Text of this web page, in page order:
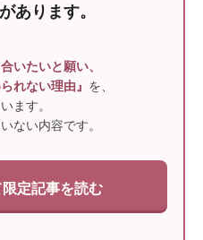
あります。
いたいと願い、
れない理由』 を、
ます。
ない内容です。
定記事を読む